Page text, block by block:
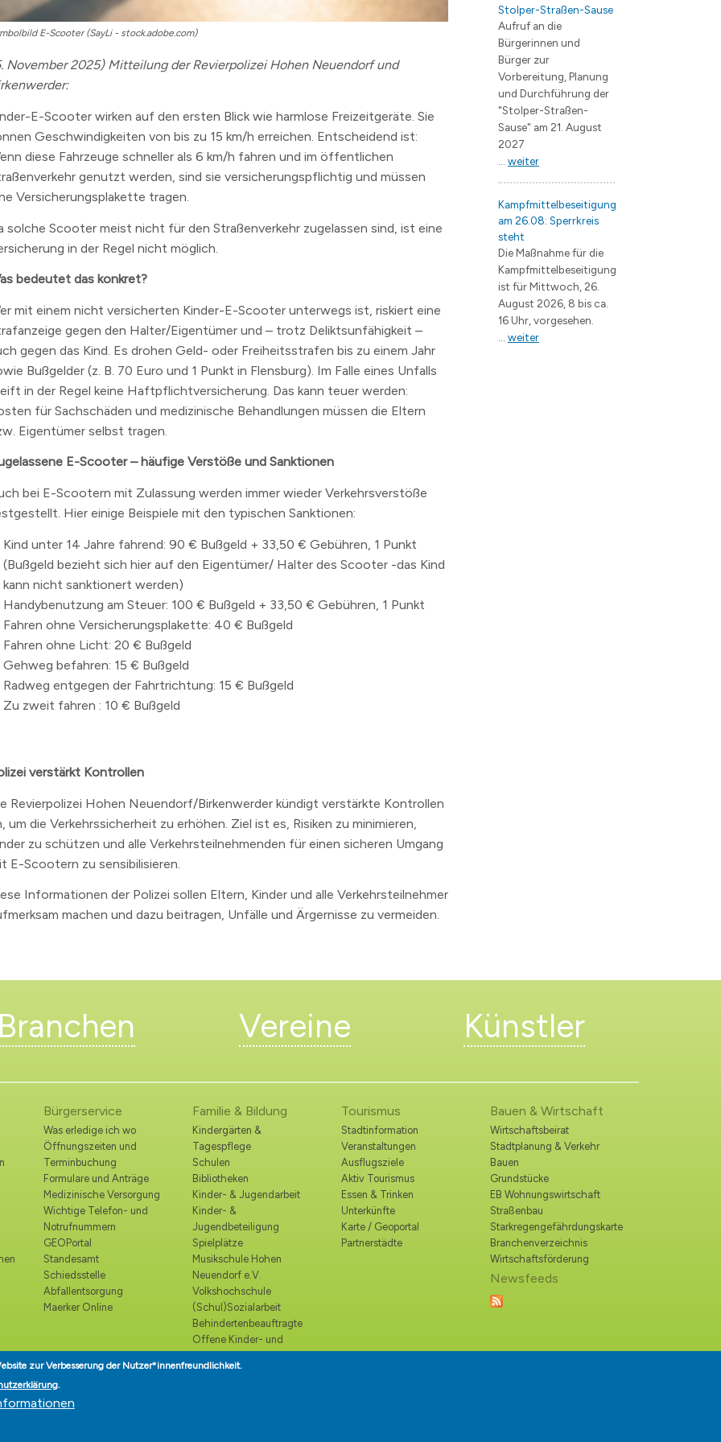
E-Scooter (SayLi - stock.adobe.com)
November 2025) Mitteilung der Revierpolizei Hohen Neuendorf und
E-Scooter wirken auf den ersten Blick wie harmlose Freizeitgeräte. Sie
Geschwindigkeiten von bis zu 15 km/h erreichen. Entscheidend ist:
diese Fahrzeuge schneller als 6 km/h fahren und im öffentlichen
genutzt werden, sind sie versicherungspflichtig und müssen
Versicherungsplakette tragen.
solche Scooter meist nicht für den Straßenverkehr zugelassen sind, ist eine
in der Regel nicht möglich.
bedeutet das konkret?
mit einem nicht versicherten Kinder-E-Scooter unterwegs ist, riskiert eine
gegen den Halter/Eigentümer und – trotz Deliktsunfähigkeit –
gegen das Kind. Es drohen Geld- oder Freiheitsstrafen bis zu einem Jahr
Bußgelder (z. B. 70 Euro und 1 Punkt in Flensburg). Im Falle eines Unfalls
in der Regel keine Haftpflichtversicherung. Das kann teuer werden:
für Sachschäden und medizinische Behandlungen müssen die Eltern
Eigentümer selbst tragen.
E-Scooter – häufige Verstöße und Sanktionen
bei E-Scootern mit Zulassung werden immer wieder Verkehrsverstöße
Hier einige Beispiele mit den typischen Sanktionen:
Kind unter 14 Jahre fahrend: 90 € Bußgeld + 33,50 € Gebühren, 1 Punkt
(Bußgeld bezieht sich hier auf den Eigentümer/ Halter des Scooter -das Kind
kann nicht sanktionert werden)
Handybenutzung am Steuer: 100 € Bußgeld + 33,50 € Gebühren, 1 Punkt
Fahren ohne Versicherungsplakette: 40 € Bußgeld
Fahren ohne Licht: 20 € Bußgeld
Gehweg befahren: 15 € Bußgeld
Radweg entgegen der Fahrtrichtung: 15 € Bußgeld
Zu zweit fahren : 10 € Bußgeld
verstärkt Kontrollen
Revierpolizei Hohen Neuendorf/Birkenwerder kündigt verstärkte Kontrollen
um die Verkehrssicherheit zu erhöhen. Ziel ist es, Risiken zu minimieren,
zu schützen und alle Verkehrsteilnehmenden für einen sicheren Umgang
E-Scootern zu sensibilisieren.
Informationen der Polizei sollen Eltern, Kinder und alle Verkehrsteilnehmer
machen und dazu beitragen, Unfälle und Ärgernisse zu vermeiden.
Stolper-Straßen-Sause
Aufruf an die
Bürgerinnen und
Bürger zur
Vorbereitung, Planung
und Durchführung der
"Stolper-Straßen-
Sause" am 21. August
2027
weiter
Kampfmittelbeseitigung
am 26.08: Sperrkreis
steht
Die Maßnahme für die
Kampfmittelbeseitigung
ist für Mittwoch, 26.
August 2026, 8 bis ca.
16 Uhr, vorgesehen.
weiter
Branchen Vereine Künstler
Bürgerservice
Was erledige ich wo
Öffnungszeiten und
Terminbuchung
Formulare und Anträge
Medizinische Versorgung
Wichtige Telefon- und
Notrufnummern
GEOPortal
Standesamt
Schiedsstelle
Abfallentsorgung
Maerker Online
Familie & Bildung
Kindergärten &
Tagespflege
Schulen
Bibliotheken
Kinder- & Jugendarbeit
Kinder- &
Jugendbeteiligung
Spielplätze
Musikschule Hohen
Neuendorf e.V.
Volkshochschule
(Schul)Sozialarbeit
Behindertenbeauftragte
Offene Kinder- und
Seniorenbeirat
Tourismus
Stadtinformation
Veranstaltungen
Ausflugsziele
Aktiv Tourismus
Essen & Trinken
Unterkünfte
Karte / Geoportal
Partnerstädte
Bauen & Wirtschaft
Wirtschaftsbeirat
Stadtplanung & Verkehr
Bauen
Grundstücke
EB Wohnungswirtschaft
Straßenbau
Starkregengefährdungskarte
Branchenverzeichnis
Wirtschaftsförderung
Newsfeeds
zur Verbesserung der Nutzer*innenfreundlichkeit.
.